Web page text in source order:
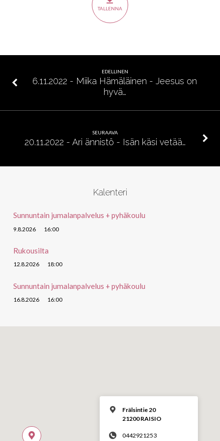
TALLENNA
EDELLINEN
6.11.2022 - Miika Hämäläinen - Jeesus on
hyvä…
SEURAAVA
20.11.2022 - Ari ännistö - Isän käsi vetää…
Kalenteri
Sunnuntain jumalanpalvelus + pyhäkoulu
9.8.2026 16:00
Rukousilta
12.8.2026 18:00
Sunnuntain jumalanpalvelus + pyhäkoulu
16.8.2026 16:00
Frälsintie 20
21200 RAISIO
0442921253